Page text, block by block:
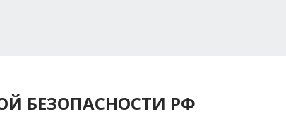
БЕЗОПАСНОСТИ РФ